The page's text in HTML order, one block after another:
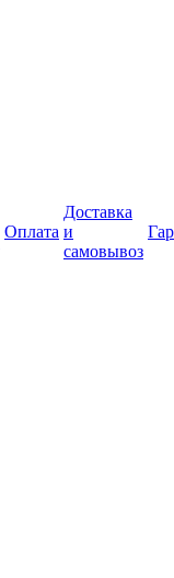
Оплата
Доставка
и
самовывоз